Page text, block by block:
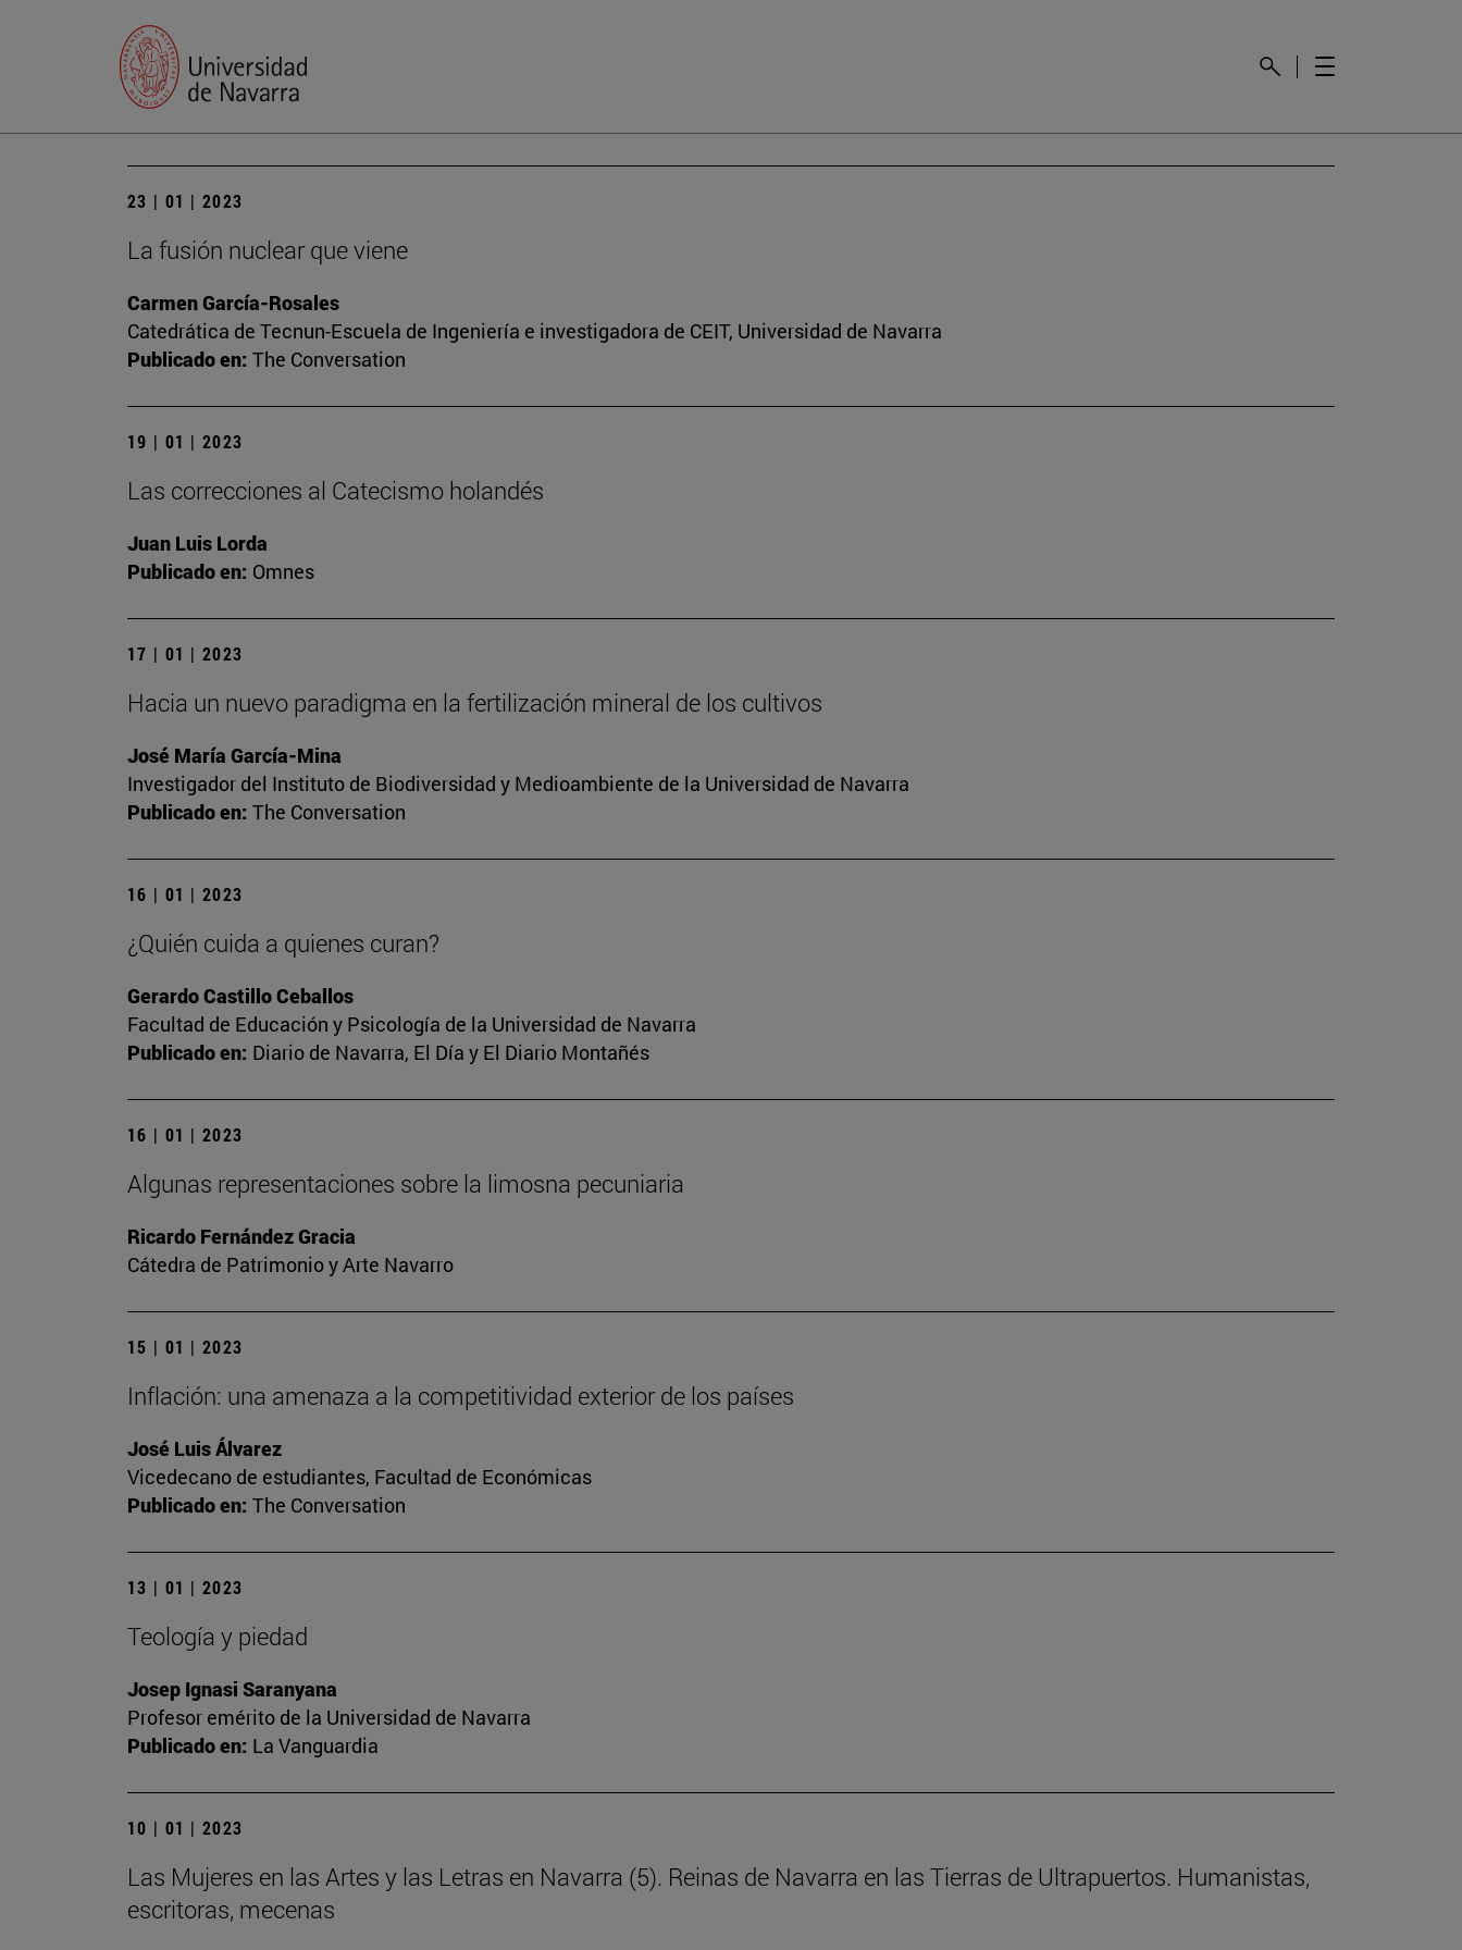
23 | 01 | 2023
La fusión nuclear que viene
Carmen García-Rosales
Catedrática de Tecnun-Escuela de Ingeniería e investigadora de CEIT, Universidad de Navarra
Publicado en: The Conversation
19 | 01 | 2023
Las correcciones al Catecismo holandés
Juan Luis Lorda
Publicado en: Omnes
17 | 01 | 2023
Hacia un nuevo paradigma en la fertilización mineral de los cultivos
José María García-Mina
Investigador del Instituto de Biodiversidad y Medioambiente de la Universidad de Navarra
Publicado en: The Conversation
16 | 01 | 2023
¿Quién cuida a quienes curan?
Gerardo Castillo Ceballos
Facultad de Educación y Psicología de la Universidad de Navarra
Publicado en: Diario de Navarra, El Día y El Diario Montañés
16 | 01 | 2023
Algunas representaciones sobre la limosna pecuniaria
Ricardo Fernández Gracia
Cátedra de Patrimonio y Arte Navarro
15 | 01 | 2023
Inflación: una amenaza a la competitividad exterior de los países
José Luis Álvarez
Vicedecano de estudiantes, Facultad de Económicas
Publicado en: The Conversation
13 | 01 | 2023
Teología y piedad
Josep Ignasi Saranyana
Profesor emérito de la Universidad de Navarra
Publicado en: La Vanguardia
10 | 01 | 2023
Las Mujeres en las Artes y las Letras en Navarra (5). Reinas de Navarra en las Tierras de Ultrapuertos. Humanistas,
escritoras, mecenas